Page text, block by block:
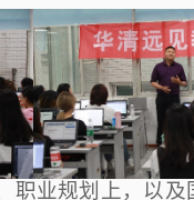
职业规划上，以